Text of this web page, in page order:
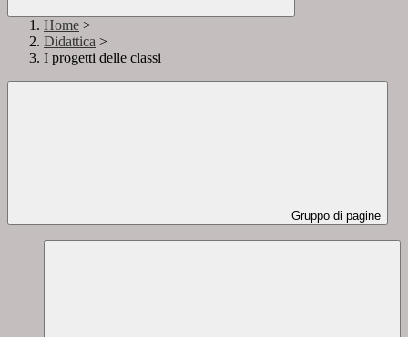
Home >
Didattica >
I progetti delle classi
Gruppo di pagine